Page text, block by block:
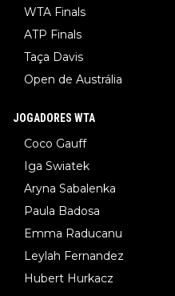
WTA Finals
ATP Finals
Taça Davis
Open de Austrália
JOGADORES WTA
Coco Gauff
Iga Swiatek
Aryna Sabalenka
Paula Badosa
Emma Raducanu
Leylah Fernandez
Hubert Hurkacz